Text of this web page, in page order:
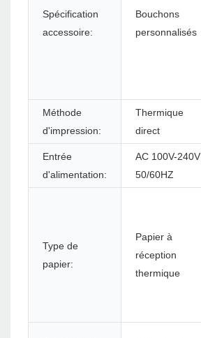
Spécification
accessoire:
Bouchons
personnalisés
Méthode
d'impression:
Thermique
direct
Entrée
d'alimentation:
AC 100V-240V
50/60HZ
Type de
papier:
Papier à
réception
thermique